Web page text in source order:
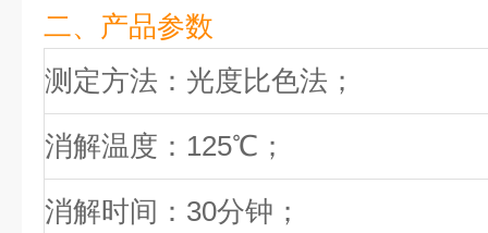
二、产品参数
测定方法：光度比色法；
消解温度：125℃；
消解时间：30分钟；